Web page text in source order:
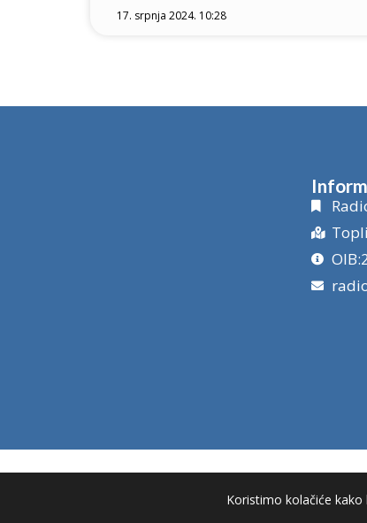
17. srpnja 2024. 10:28
Koristimo kolačiće